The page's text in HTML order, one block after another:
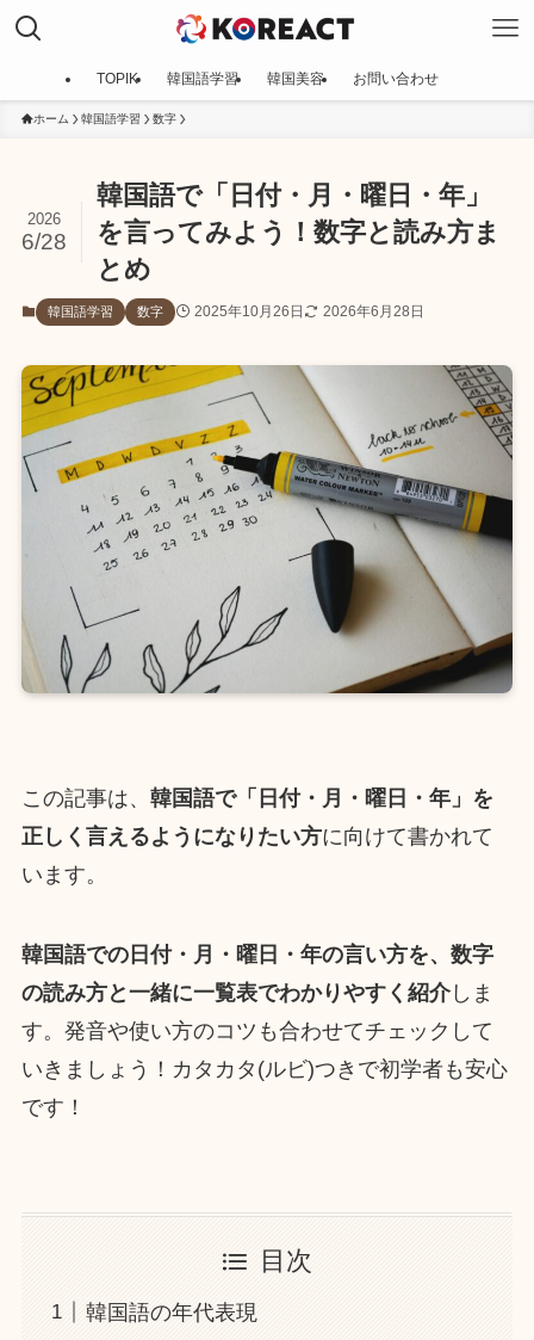
TOPIK 韓国語学習 韓国美容 お問い合わせ
ホーム 韓国語学習 数字
韓国語で「日付・月・曜日・年」
を言ってみよう！数字と読み方ま
とめ
2026
6/28
韓国語学習 数字 2025年10月26日 2026年6月28日
この記事は、 韓国語で「日付・月・曜日・年」を
正しく言えるようになりたい方に向けて書かれて
います。
韓国語での日付・月・曜日・年の言い方を、数字
の読み方と一緒に一覧表でわかりやすく紹介しま
す。発音や使い方のコツも合わせてチェックして
いきましょう！カタカタ(ルビ)つきで初学者も安心
です！
目次
韓国語の年代表現